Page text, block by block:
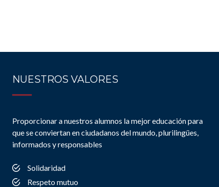
NUESTROS VALORES
Proporcionar a nuestros alumnos la mejor educación para
que se conviertan en ciudadanos del mundo, plurilingües,
informados y responsables
Solidaridad
Respeto mutuo